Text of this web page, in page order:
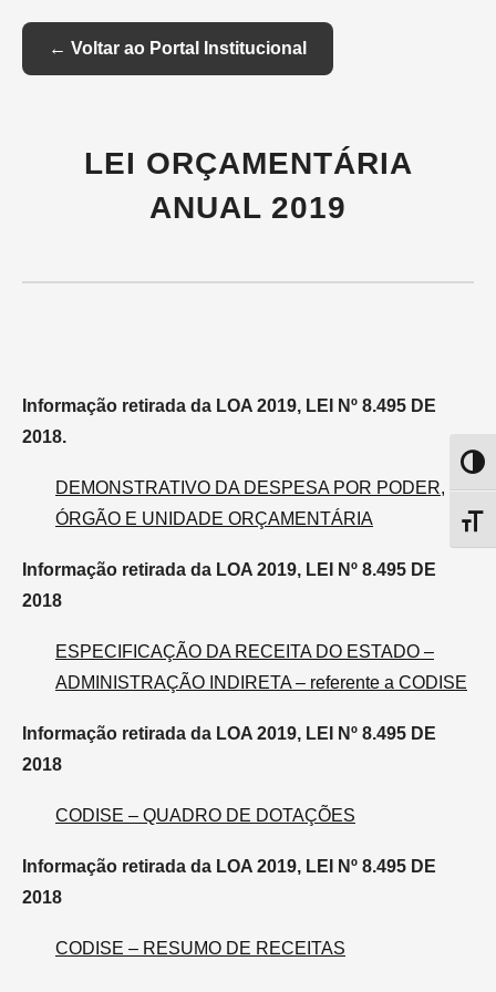
Content← Voltar ao Portal Institucional
LEI ORÇAMENTÁRIA
ANUAL 2019
Informação retirada da LOA 2019, LEI Nº 8.495 DE
2018.
DEMONSTRATIVO DA DESPESA POR PODER,
ÓRGÃO E UNIDADE ORÇAMENTÁRIA
Informação retirada da LOA 2019, LEI Nº 8.495 DE
2018
ESPECIFICAÇÃO DA RECEITA DO ESTADO –
ADMINISTRAÇÃO INDIRETA – referente a CODISE
Informação retirada da LOA 2019, LEI Nº 8.495 DE
2018
CODISE – QUADRO DE DOTAÇÕES
Informação retirada da LOA 2019, LEI Nº 8.495 DE
2018
CODISE – RESUMO DE RECEITAS